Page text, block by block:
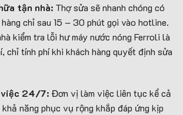
tận nhà: Thợ sửa sẽ nhanh chóng có
chỉ sau 15 – 30 phút gọi vào hotline.
kiểm tra lỗi hư máy nước nóng Ferroli là
chỉ tính phí khi khách hàng quyết định sửa
việc 24/7: Đơn vị làm việc liên tục kể cả
năng phục vụ rộng khắp đáp ứng kịp